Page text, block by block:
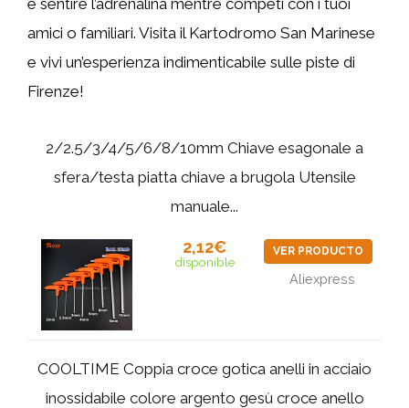
amici o familiari. Visita il Kartodromo San Marinese
e vivi un’esperienza indimenticabile sulle piste di
Firenze!
2/2.5/3/4/5/6/8/10mm Chiave esagonale a
sfera/testa piatta chiave a brugola Utensile
manuale...
2,12€
disponible
VER PRODUCTO
Aliexpress
COOLTIME Coppia croce gotica anelli in acciaio
inossidabile colore argento gesù croce anello